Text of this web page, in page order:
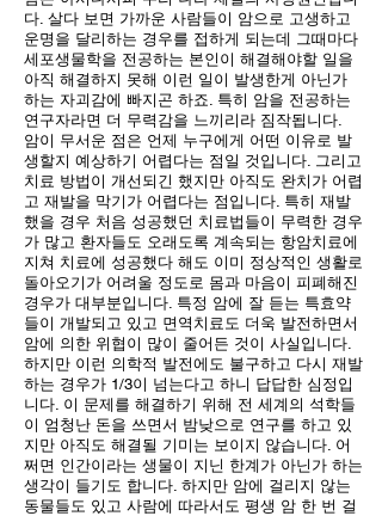
다. 살다 보면 가까운 사람들이 암으로 고생하고
운명을 달리하는 경우를 접하게 되는데 그때마다
세포생물학을 전공하는 본인이 해결해야할 일을
아직 해결하지 못해 이런 일이 발생한게 아닌가
하는 자괴감에 빠지곤 하죠. 특히 암을 전공하는
연구자라면 더 무력감을 느끼리라 짐작됩니다.
암이 무서운 점은 언제 누구에게 어떤 이유로 발
생할지 예상하기 어렵다는 점일 것입니다. 그리고
치료 방법이 개선되긴 했지만 아직도 완치가 어렵
고 재발을 막기가 어렵다는 점입니다. 특히 재발
했을 경우 처음 성공했던 치료법들이 무력한 경우
가 많고 환자들도 오래도록 계속되는 항암치료에
지쳐 치료에 성공했다 해도 이미 정상적인 생활로
돌아오기가 어려울 정도로 몸과 마음이 피폐해진
경우가 대부분입니다. 특정 암에 잘 듣는 특효약
들이 개발되고 있고 면역치료도 더욱 발전하면서
암에 의한 위협이 많이 줄어든 것이 사실입니다.
하지만 이런 의학적 발전에도 불구하고 다시 재발
하는 경우가 1/3이 넘는다고 하니 답답한 심정입
니다. 이 문제를 해결하기 위해 전 세계의 석학들
이 엄청난 돈을 쓰면서 밤낮으로 연구를 하고 있
지만 아직도 해결될 기미는 보이지 않습니다. 어
쩌면 인간이라는 생물이 지닌 한계가 아닌가 하는
생각이 들기도 합니다. 하지만 암에 걸리지 않는
동물들도 있고 사람에 따라서도 평생 암 한 번 걸